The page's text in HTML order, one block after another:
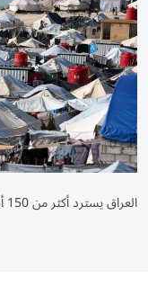
العراق يسترد أكثر من 150 أسرة من مخيم الهول في سوريا